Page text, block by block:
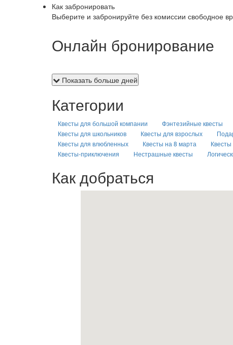
Как забронировать
Выберите и забронируйте без комиссии свободное
Онлайн бронирование
Показать больше дней
Категории
Квесты для большой компании Фэнтезийные квесты
Квесты для школьников
Квесты для взрослых
Квесты для влюбленных
Квесты на 8 марта
Квесты-приключения
Нестрашные квесты
Как добраться